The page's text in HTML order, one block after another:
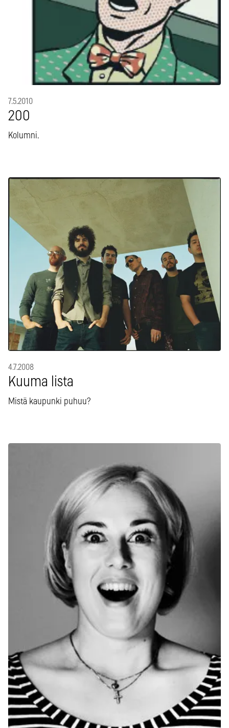
7.5.2010
200
Kolumni.
4.7.2008
Kuuma lista
Mistä kaupunki puhuu?